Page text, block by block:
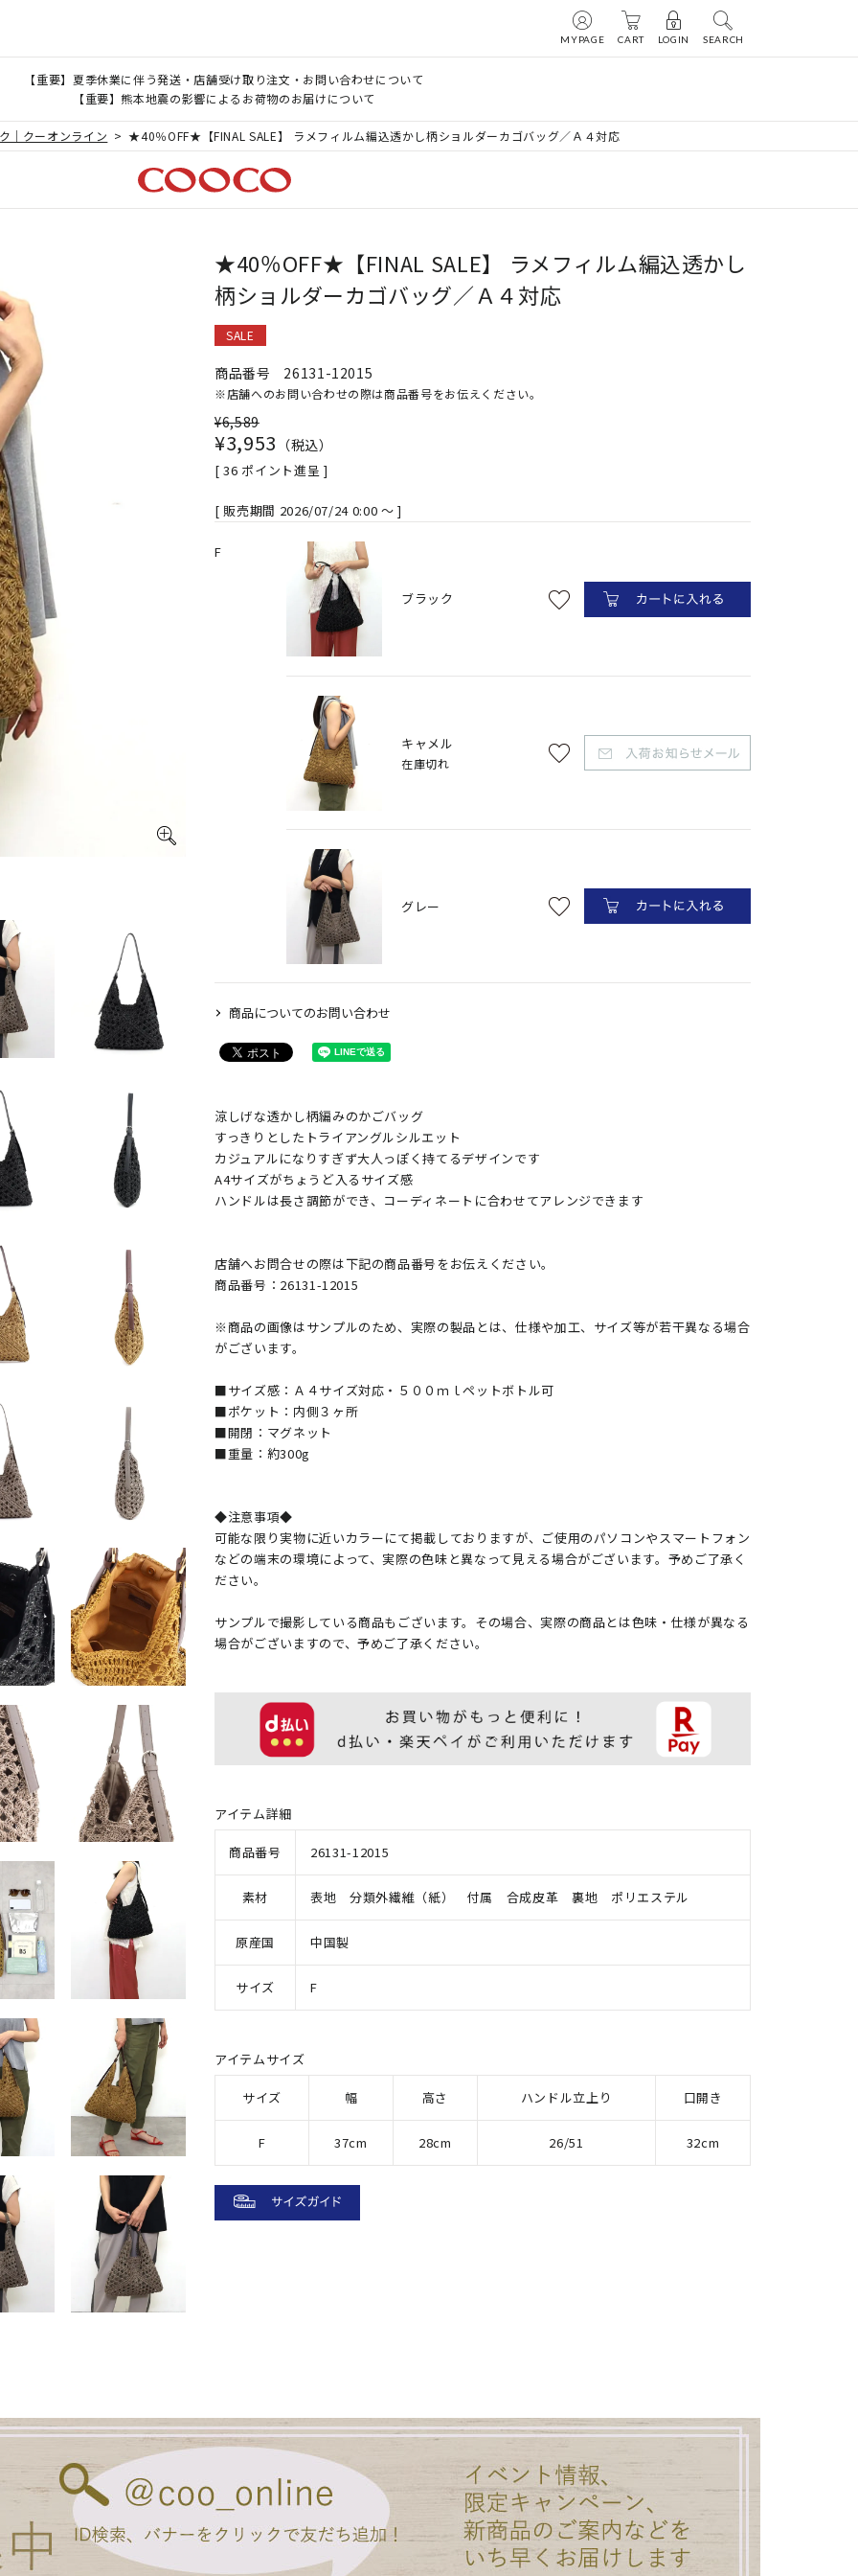
MYPAGE CART LOGIN SEARCH
【重要】夏季休業に伴う発送・店舗受け取り注文・お問い合わせについて
【重要】熊本地震の影響によるお荷物のお届けについて
｜クーオンライン ★40％OFF★【FINAL SALE】 ラメフィルム編込透かし柄ショルダーカゴバッグ／Ａ４対応
★40％OFF★【FINAL SALE】 ラメフィルム編込透かし
柄ショルダーカゴバッグ／Ａ４対応
SALE
商品番号 26131-12015
※店舗へのお問い合わせの際は商品番号をお伝えください。
¥6,589
¥3,953 税込
[ 36 ポイント進呈 ]
販売期間 2026/07/24 0:00 〜
F
ブラック
キャメル
在庫切れ
グレー
商品についてのお問い合わせ
涼しげな透かし柄編みのかごバッグ
すっきりとしたトライアングルシルエット
カジュアルになりすぎず大人っぽく持てるデザインです
A4サイズがちょうど入るサイズ感
ハンドルは長さ調節ができ、コーディネートに合わせてアレンジできます
店舗へお問合せの際は下記の商品番号をお伝えください。
商品番号：26131-12015
※商品の画像はサンプルのため、実際の製品とは、仕様や加工、サイズ等が若干異なる場合
がございます。
■サイズ感：Ａ４サイズ対応・５００ｍｌペットボトル可
■ポケット：内側３ヶ所
■開閉：マグネット
■重量：約300g
◆注意事項◆
可能な限り実物に近いカラーにて掲載しておりますが、ご使用のパソコンやスマートフォン
などの端末の環境によって、実際の色味と異なって見える場合がございます。予めご了承く
ださい。
サンプルで撮影している商品もございます。その場合、実際の商品とは色味・仕様が異なる
場合がございますので、予めご了承ください。
アイテム詳細
商品番号 26131-12015
素材 表地 分類外繊維（紙） 付属 合成皮革 裏地 ポリエステル
原産国 中国製
サイズ F
アイテムサイズ
サイズ 幅 高さ ハンドル立上り 口開き
F 37cm 28cm 26/51 32cm